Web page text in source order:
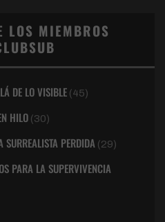
LOS MIEMBROS
DE LO VISIBLE (45)
HILO (30)
SURREALISTA PERDIDA (29)
PARA LA SUPERVIVENCIA